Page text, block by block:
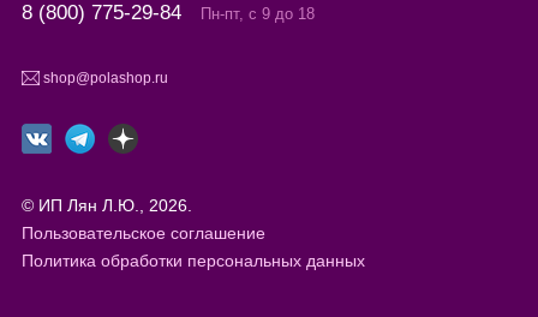
8 (800) 775-29-84 Пн-пт, с 9 до 18
shop@polashop.ru
© ИП Лян Л.Ю., 2026.
Пользовательское соглашение
Политика обработки персональных данных